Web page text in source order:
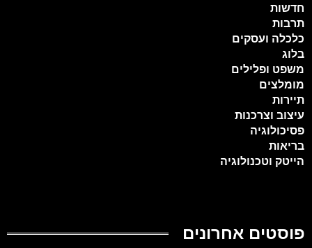
חדשות
תרבות
כלכלה ועסקים
בלוג
משפט ופלילים
מומלצים
תיירות
עיצוב וצרכנות
פסיכולוגיה
בריאות
הייטק וטכנולוגיה
פוסטים אחרונים